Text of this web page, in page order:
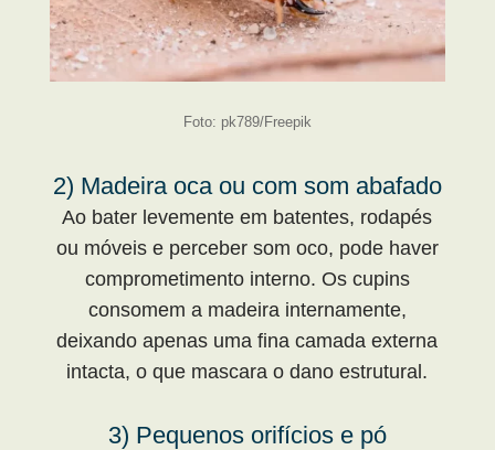
Foto: pk789/Freepik
2) Madeira oca ou com som abafado
Ao bater levemente em batentes, rodapés
ou móveis e perceber som oco, pode haver
comprometimento interno. Os cupins
consomem a madeira internamente,
deixando apenas uma fina camada externa
intacta, o que mascara o dano estrutural.
3) Pequenos orifícios e pó